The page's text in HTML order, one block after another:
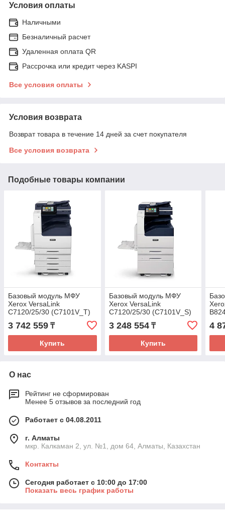
Условия оплаты
Наличными
Безналичный расчет
Удаленная оплата QR
Рассрочка или кредит через KASPI
Все условия оплаты
Условия возврата
Возврат товара в течение 14 дней за счет покупателя
Все условия возврата
Подобные товары компании
Базовый модуль МФУ
Xerox VersaLink
C7120/25/30 (C7101V_T)
Напольный с
трехлотковым модулем
3 742 559 ₸
Купить
Базовый модуль МФУ
Xerox VersaLink
C7120/25/30 (C7101V_S)
Напольная конфигурация
с тумбой
3 248 554₸
Купить
4
О нас
Рейтинг не сформирован
Менее 5 отзывов за последний год
Работает с 04.08.2011
г. Алматы
мкр. Калкаман 2, ул. №1, дом 64, Алматы, Казахстан
Контакты
Сегодня работает с 10:00 до 17:00
Показать весь график работы